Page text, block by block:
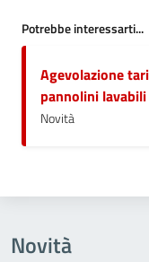
Potrebbe interessarti...
Agevolazione
pannolini lavabili
Novità
Novità